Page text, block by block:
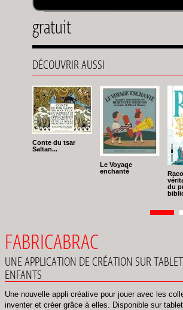
gratuit
DÉCOUVRIR AUSSI
Conte du tsar
Saltan...
Le Voyage
enchanté
du
Pagination
Page
1 2
FABRICABRAC
UNE APPLICATION DE CRÉATION SUR
ENFANTS
Une nouvelle appli créative pour jouer avec les
inventer et créer grâce à elles. Disponible sur